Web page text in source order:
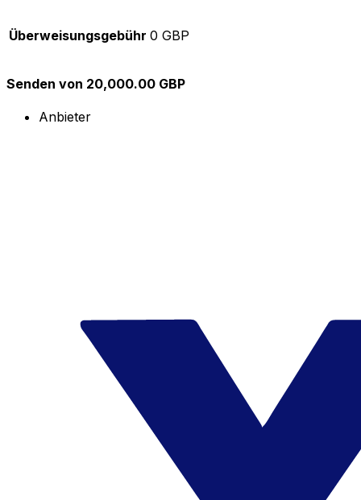
Überweisungsgebühr 0 GBP
Senden von 20,000.00 GBP
Anbieter